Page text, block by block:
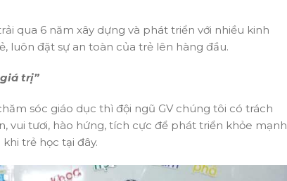
qua 6 năm xây dựng và phát triển với nhiều kinh
luôn đặt sự an toàn của trẻ lên hàng đầu.
trị”
sóc giáo dục thì đội ngũ GV chúng tôi có trách
vui tươi, hào hứng, tích cực để phát triển khỏe mạnh
trẻ học tại đây.